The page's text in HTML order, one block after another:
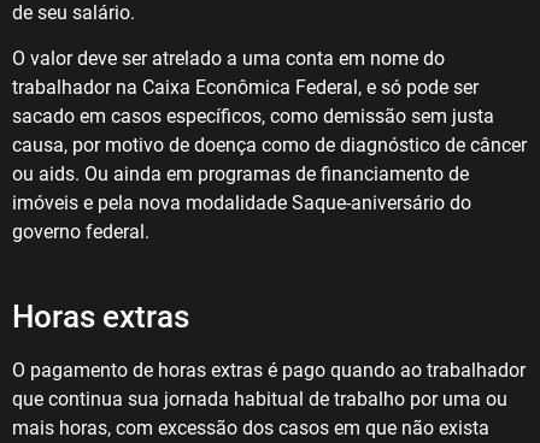
de seu salário.
O valor deve ser atrelado a uma conta em nome do
trabalhador na Caixa Econômica Federal, e só pode ser
sacado em casos específicos, como demissão sem justa
causa, por motivo de doença como de diagnóstico de câncer
ou aids. Ou ainda em programas de financiamento de
imóveis e pela nova modalidade Saque-aniversário do
governo federal.
Horas extras
O pagamento de horas extras é pago quando ao trabalhador
que continua sua jornada habitual de trabalho por uma ou
mais horas, com excessão dos casos em que não exista